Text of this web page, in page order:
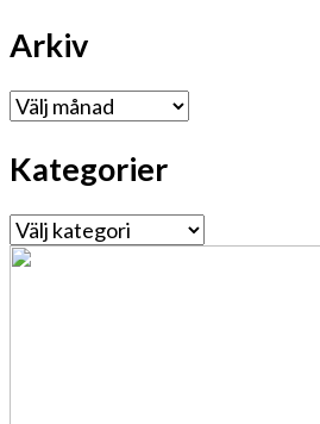
Arkiv
Arkiv
Kategorier
Kategorier